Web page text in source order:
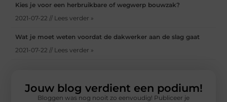
Kies je voor een herbruikbare of wegwerp bouwzak?
2021-07-22 // Lees verder »
Wat je moet weten voordat de dakwerker aan de slag gaat
2021-07-22 // Lees verder »
Jouw blog verdient een podium!
Bloggen was nog nooit zo eenvoudig! Publiceer je